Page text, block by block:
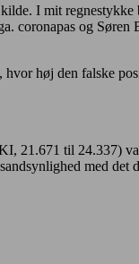
I mit
coronapas og
høj den falske
21.671 til 24.337)
med det